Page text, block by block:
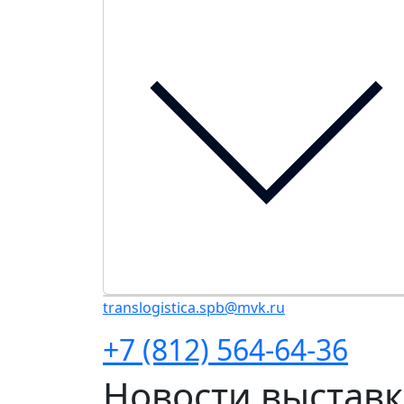
translogistica.spb@mvk.ru
+7 (812) 564-64-36